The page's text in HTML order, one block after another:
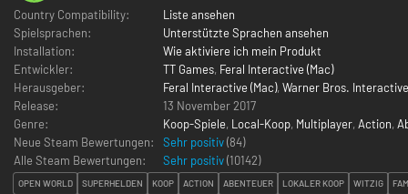
Country Compatibility:
Liste ansehen
Spielsprachen:
Unterstützte Sprachen ansehen
Installation:
Wie aktiviere ich mein Produkt
Entwickler:
TT Games, Feral Interactive (Mac)
Herausgeber:
Feral Interactive (Mac), Warner Bros. Interactive
Release:
13 November 2017
Genre:
Koop-Spiele, Local-Koop, Multiplayer, Action,
Neue Steam Bewertungen:
Sehr positiv(84)
Alle Steam Bewertungen:
Sehr positiv(10142)
OPEN WORLD SUPERHELDEN KOOP ACTION ABENTEUER LOKALER KOOP WITZIG